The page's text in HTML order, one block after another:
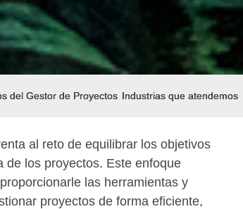
del Gestor de Proyectos Industrias que atendemos
al reto de equilibrar los objetivos
de los proyectos. Este enfoque
las herramientas y
proyectos de forma eficiente,